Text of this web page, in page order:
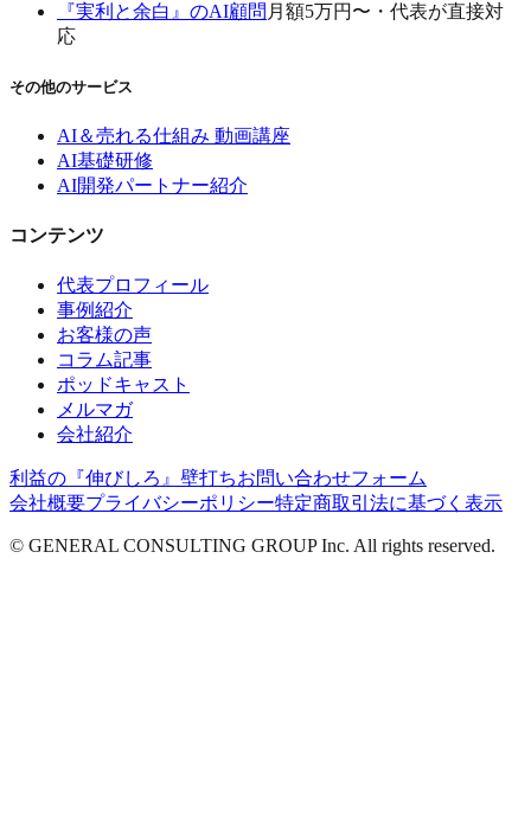
『実利と余白』のAI顧問 月額5万円〜・代表が直接対
応
その他のサービス
AI＆売れる仕組み 動画講座
AI基礎研修
AI開発パートナー紹介
コンテンツ
代表プロフィール
事例紹介
お客様の声
コラム記事
ポッドキャスト
メルマガ
会社紹介
利益の『伸びしろ』壁打ちお問い合わせフォーム
会社概要プライバシーポリシー特定商取引法に基づく表示
© GENERAL CONSULTING GROUP Inc. All rights reserved.